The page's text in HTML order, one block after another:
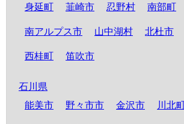
身延町 韮崎市 忍野村 南部町
南アルプス市 山中湖村 北杜市
西桂町 笛吹市
石川県
能美市
野々市市 金沢市 川北